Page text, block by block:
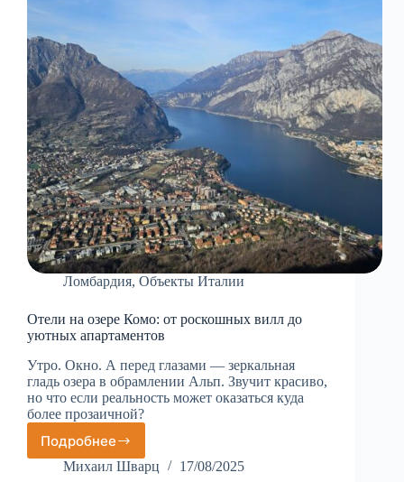
Гарда,
Верона
Ломбардия, Объекты Италии
Отели на озере Комо: от роскошных вилл до
уютных апартаментов
Утро. Окно. А перед глазами — зеркальная
гладь озера в обрамлении Альп. Звучит красиво,
но что если реальность может оказаться куда
более прозаичной?
Подробнее
Отели
на
Михаил Шварц 17/08/2025